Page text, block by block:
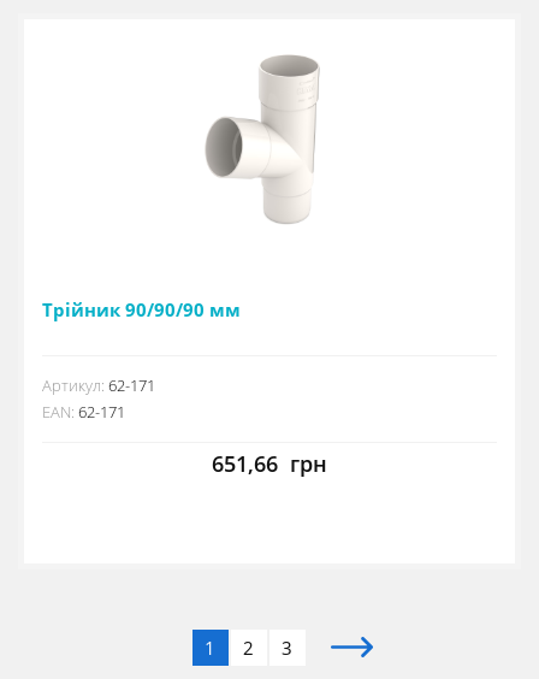
Трійник 90/90/90 мм
Артикул: 62-171
EAN: 62-171
651,66 грн
1 2 3